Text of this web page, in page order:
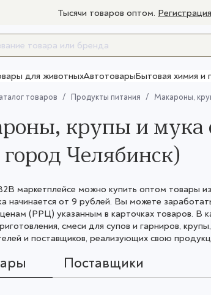
Тысячи товаров оптом. Регистрация
для животныхАвтотоварыБытовая химия и
товаров Продукты питания Макароны,
крупы и мука
Челябинск)
маркетплейсе можно купить оптом товары
начинается от 9 рублей. Вы можете
(РРЦ) указанным в карточках товаров. В
смеси для супов и гарниров,
и поставщиков, реализующих свою
Поставщики